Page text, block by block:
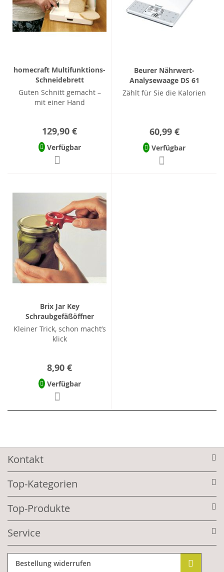
homecraft Multifunktions-
Schneidebrett
Guten Schnitt gemacht –
mit einer Hand
129,90 €
Verfügbar
Beurer Nährwert-
Analysewaage DS 61
Zählt für Sie die Kalorien
60,99 €
Verfügbar
Brix Jar Key
Schraubgefäßöffner
Kleiner Trick, schon macht’s
klick
8,90 €
Verfügbar
Kontakt
Top-Kategorien
Top-Produkte
Service
Bestellung widerrufen